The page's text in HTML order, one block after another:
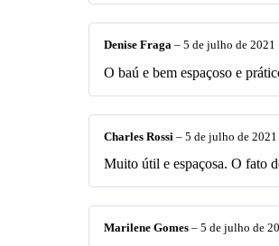
Denise Fraga – 5 de julho de 2021
O baú e bem espaçoso e
Charles Rossi – 5 de julho de 2021
Muito útil e espaçosa. O fato
Marilene Gomes – 5 de julho de